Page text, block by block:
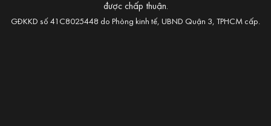
được chấp thuận.
GĐKKD số 41C8025448 do Phòng kinh tế, UBND Quận 3, TPHCM cấp.